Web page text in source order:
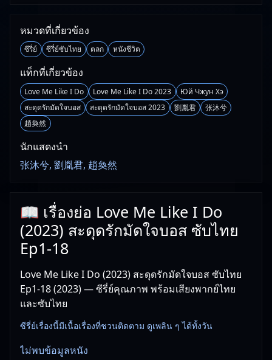
หมวดที่เกี่ยวข้อง
ซีรี่ย์ ซีรี่ย์ซับไทย ตลก หนังชีวิต
แท็กที่เกี่ยวข้อง
Love Me Like I Do Love Me Like I Do 2023
Юй Чжун Хэ
สะดุดรักมัดใจบอส
สะดุดรักมัดใจบอส 2023 劉胤君
张沐兮
趙奐然
นักแสดงนำ
张沐兮, 劉胤君, 趙奐然
📖 เรื่องย่อ Love Me Like I Do
(2023) สะดุดรักมัดใจบอส ซับไทย
Ep1-18
Love Me Like I Do (2023) สะดุดรักมัดใจบอส ซับไทย
Ep1-18 (2023) — ซีรี่ย์คุณภาพ พร้อมเสียงพากย์ไทย
และซับไทย
ซีรี่ย์เรื่องนี้มีเนื้อเรื่องที่ชวนติดตาม ดูเพลิน ๆ ได้ทั้งวัน
ไม่พบข้อมูลหนัง